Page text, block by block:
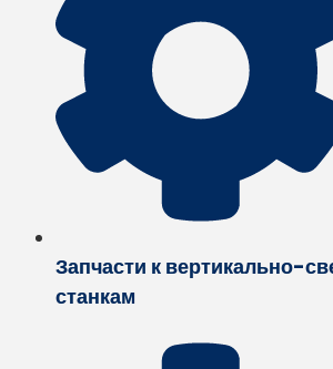
Запчасти к вертикально-
станкам